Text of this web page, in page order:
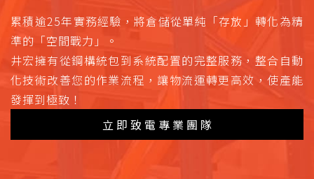
累積逾25年實務經驗，將倉儲從單純「存放」轉化為精
準的「空間戰力」。
井宏擁有從鋼構統包到系統配置的完整服務，整合自動
化技術改善您的作業流程，讓物流運轉更高效，使產能
發揮到極致！
立即致電專業團隊